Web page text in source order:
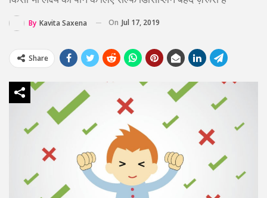
By Kavita Saxena On Jul 17, 2019
Share